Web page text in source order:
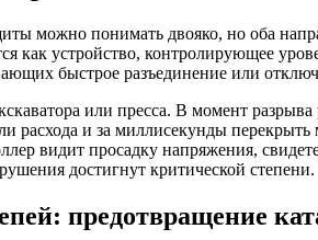
можно понимать двояко, но оба
как устройство, контролирующее
быстрое разъединение или
или пресса. В момент
расхода и за миллисекунды
видит просадку напряжения,
достигнут критической степени.
предотвращение